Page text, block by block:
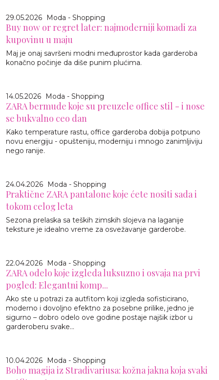
29.05.2026 Moda - Shopping
Buy now or regret later: najmoderniji komadi za
kupovinu u maju
Maj je onaj savršeni modni međuprostor kada garderoba
konačno počinje da diše punim plućima.
14.05.2026 Moda - Shopping
ZARA bermude koje su preuzele office stil - i nose
se bukvalno ceo dan
Kako temperature rastu, office garderoba dobija potpuno
novu energiju - opušteniju, moderniju i mnogo zanimljiviju
nego ranije.
24.04.2026 Moda - Shopping
Praktične ZARA pantalone koje ćete nositi sada i
tokom celog leta
Sezona prelaska sa teških zimskih slojeva na laganije
teksture je idealno vreme za osvežavanje garderobe.
22.04.2026 Moda - Shopping
ZARA odelo koje izgleda luksuzno i osvaja na prvi
pogled: Elegantni komp...
Ako ste u potrazi za autfitom koji izgleda sofisticirano,
moderno i dovoljno efektno za posebne prilike, jedno je
sigurno – dobro odelo ove godine postaje najšik izbor u
garderoberu svake...
10.04.2026 Moda - Shopping
Boho magija iz Stradivariusa: kožna jakna koja svaki